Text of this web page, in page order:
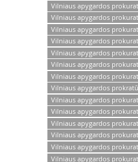
Vilniaus apygardos
Vilniaus apygardos
Vilniaus apygardos
Vilniaus apygardos
Vilniaus apygardos
Vilniaus apygardos
Vilniaus apygardos
Vilniaus apygardos
Vilniaus apygardos
Vilniaus apygardos
Vilniaus apygardos
Vilniaus apygardos
Vilniaus apygardos
Vilniaus apygardos